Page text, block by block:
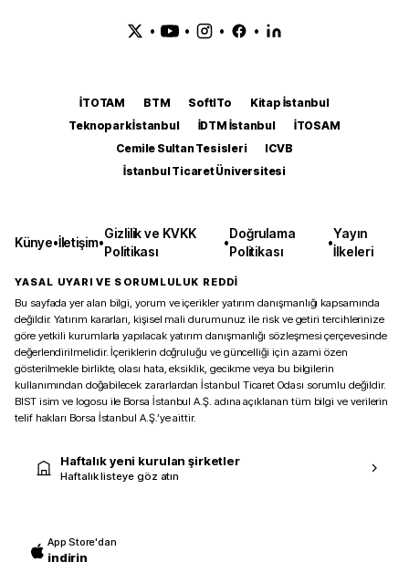
• • • •
İTOTAM BTM SoftITo
Kitap İstanbul
Teknopark İstanbul
İDTM İstanbul
İTOSAM
Cemile Sultan Tesisleri
ICVB
İstanbul Ticaret Üniversitesi
Künye•İletişim•
Gizlilik ve KVKK
Politikası
•
Doğrulama
Politikası
•
Yayın
İlkeleri
YASAL UYARI VE SORUMLULUK REDDİ
Bu sayfada yer alan bilgi, yorum ve içerikler yatırım danışmanlığı kapsamında
değildir. Yatırım kararları, kişisel mali durumunuz ile risk ve getiri tercihlerinize
göre yetkili kurumlarla yapılacak yatırım danışmanlığı sözleşmesi çerçevesinde
değerlendirilmelidir. İçeriklerin doğruluğu ve güncelliği için azami özen
gösterilmekle birlikte, olası hata, eksiklik, gecikme veya bu bilgilerin
kullanımından doğabilecek zararlardan İstanbul Ticaret Odası sorumlu değildir.
BIST isim ve logosu ile Borsa İstanbul A.Ş. adına açıklanan tüm bilgi ve verilerin
telif hakları Borsa İstanbul A.Ş.’ye aittir.
Haftalık yeni kurulan şirketler
Haftalık listeye göz atın
App Store'dan
indirin